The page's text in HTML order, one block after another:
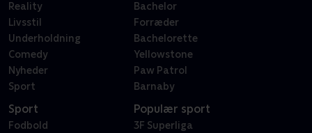
Reality
Livsstil
Underholdning
Comedy
Nyheder
Sport
Bachelor
Forræder
Bachelorette
Yellowstone
Paw Patrol
Barnaby
Sport
Fodbold
Populær sport
3F Superliga